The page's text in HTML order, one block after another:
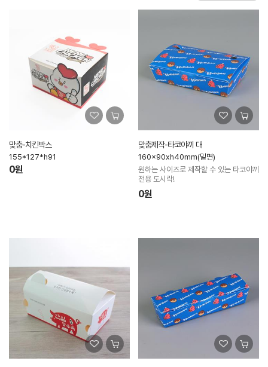
맞춤-치킨박스
155*127*h91
0원
맞춤제작-타코야끼 대
160x90xh40mm(밑면)
원하는 사이즈로 제작할 수 있는 타코야끼
전용 도시락!
0원